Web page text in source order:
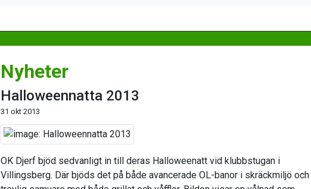
Nyheter
Halloweennatta 2013
31 okt 2013
OK Djerf bjöd sedvanligt in till deras Halloweenatt vid klubbstugan i
Villingsberg. Där bjöds det på både avancerade OL-banor i skräckmiljö och